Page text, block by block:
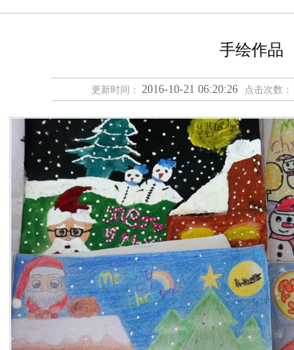
手绘作品
更新时间： 2016-10-21 06:20:26 点击次数：